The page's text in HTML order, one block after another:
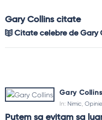
Gary Collins citate
Citate celebre de Gary
Gary Collins
In: Nimic, Opinie
Putem sa evitam sa